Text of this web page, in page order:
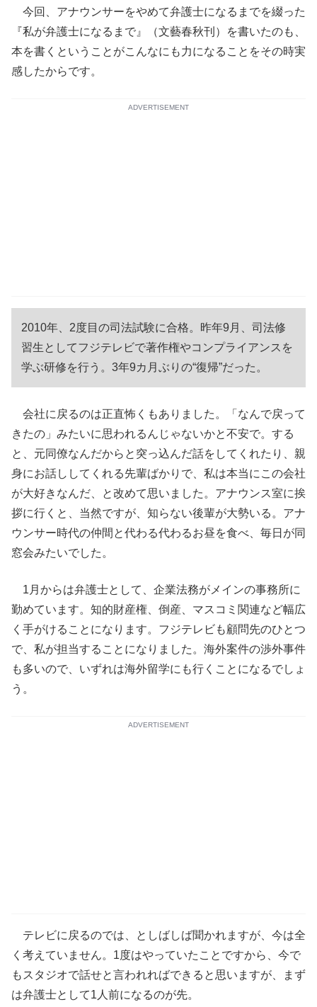
今回、アナウンサーをやめて弁護士になるまでを綴った
『私が弁護士になるまで』（文藝春秋刊）を書いたのも、
本を書くということがこんなにも力になることをその時実
感したからです。
ADVERTISEMENT
2010年、2度目の司法試験に合格。昨年9月、司法修
習生としてフジテレビで著作権やコンプライアンスを
学ぶ研修を行う。3年9カ月ぶりの“復帰”だった。
会社に戻るのは正直怖くもありました。「なんで戻って
きたの」みたいに思われるんじゃないかと不安で。する
と、元同僚なんだからと突っ込んだ話をしてくれたり、親
身にお話ししてくれる先輩ばかりで、私は本当にこの会社
が大好きなんだ、と改めて思いました。アナウンス室に挨
拶に行くと、当然ですが、知らない後輩が大勢いる。アナ
ウンサー時代の仲間と代わる代わるお昼を食べ、毎日が同
窓会みたいでした。
1月からは弁護士として、企業法務がメインの事務所に
勤めています。知的財産権、倒産、マスコミ関連など幅広
く手がけることになります。フジテレビも顧問先のひとつ
で、私が担当することになりました。海外案件の渉外事件
も多いので、いずれは海外留学にも行くことになるでしょ
う。
ADVERTISEMENT
テレビに戻るのでは、としばしば聞かれますが、今は全
く考えていません。1度はやっていたことですから、今で
もスタジオで話せと言われればできると思いますが、まず
は弁護士として1人前になるのが先。